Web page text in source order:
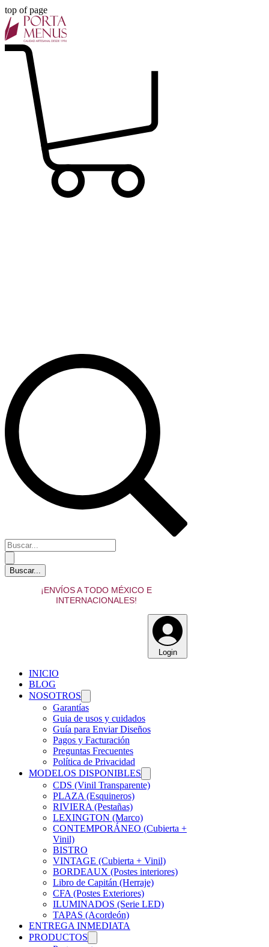
top of page
¡ENVÍOS A TODO MÉXICO E
INTERNACIONALES!
Login
INICIO
BLOG
NOSOTROS
Garantías
Guia de usos y cuidados
Guía para Enviar Diseños
Pagos y Facturación
Preguntas Frecuentes
Política de Privacidad
MODELOS DISPONIBLES
CDS (Vinil Transparente)
PLAZA (Esquineros)
RIVIERA (Pestañas)
LEXINGTON (Marco)
CONTEMPORÁNEO (Cubierta +
Vinil)
BISTRO
VINTAGE (Cubierta + Vinil)
BORDEAUX (Postes interiores)
Libro de Capitán (Herraje)
CFA (Postes Exteriores)
ILUMINADOS (Serie LED)
TAPAS (Acordeón)
ENTREGA INMEDIATA
PRODUCTOS